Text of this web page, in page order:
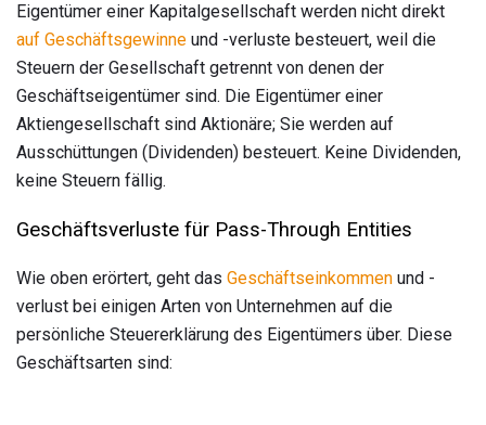
Eigentümer einer Kapitalgesellschaft werden nicht direkt
auf Geschäftsgewinne und -verluste besteuert, weil die
Steuern der Gesellschaft getrennt von denen der
Geschäftseigentümer sind. Die Eigentümer einer
Aktiengesellschaft sind Aktionäre; Sie werden auf
Ausschüttungen (Dividenden) besteuert. Keine Dividenden,
keine Steuern fällig.
Geschäftsverluste für Pass-Through Entities
Wie oben erörtert, geht das Geschäftseinkommen und -
verlust bei einigen Arten von Unternehmen auf die
persönliche Steuererklärung des Eigentümers über. Diese
Geschäftsarten sind: